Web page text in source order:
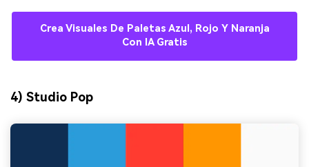
Crea Visuales De Paletas Azul, Rojo Y Naranja
Con IA Gratis
4) Studio Pop